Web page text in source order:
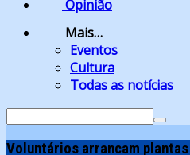
Opinião
Mais…
Eventos
Cultura
Todas as notícias
Search
Voluntários arrancam